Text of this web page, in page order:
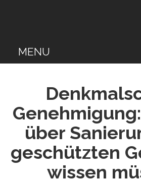
über
geschützten
wissen